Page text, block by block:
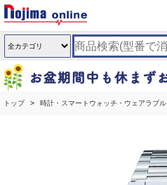
トップ 時計・スマートウォッチ・ウェアラブル